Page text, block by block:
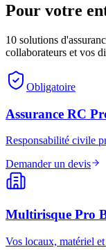
Pour votre
10 solutions
collaborateurs et vos
Obligatoire
Assurance RC
Responsabilité civile
Demander un devis
Multirisque Pro
Vos locaux, matériel